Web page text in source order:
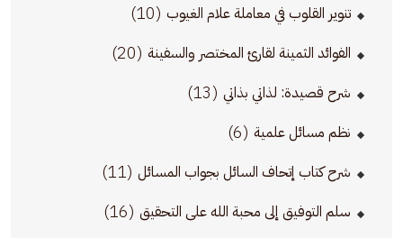
تنوير القلوب في معاملة علام الغيوب (10)
الفوائد الثمينة لقارئ المختصر والسفينة (20)
شرح قصيدة: لذاتي بذاتي (13)
نظم مسائل علمية (6)
شرح كتاب إتحاف السائل بجواب المسائل (11)
سلم التوفيق إلى محبة الله على التحقيق (16)